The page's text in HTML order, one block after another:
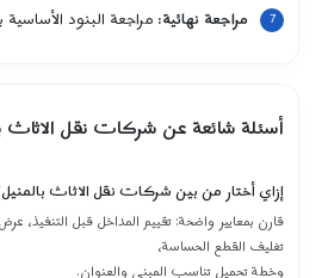
مراجعة نهائية:مراجعة البنود
أسئلة شائعة عن شركات نقل الاثاث
إزاي أختار من بين شركات نقل الاثاث
قارن بمعايير واضحة: تقييم المداخل قبل
تغليف القطع الحساسة،
وخطة تحميل تناسب المبنى والعنوان.